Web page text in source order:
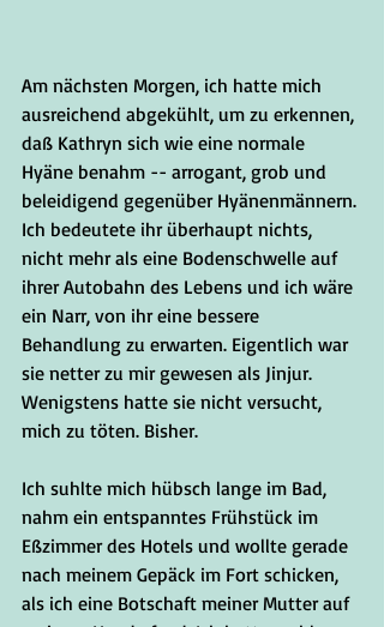
Am nächsten Morgen, ich hatte mich
ausreichend abgekühlt, um zu erkennen,
daß Kathryn sich wie eine normale
Hyäne benahm -- arrogant, grob und
beleidigend gegenüber Hyänenmännern.
Ich bedeutete ihr überhaupt nichts,
nicht mehr als eine Bodenschwelle auf
ihrer Autobahn des Lebens und ich wäre
ein Narr, von ihr eine bessere
Behandlung zu erwarten. Eigentlich war
sie netter zu mir gewesen als Jinjur.
Wenigstens hatte sie nicht versucht,
mich zu töten. Bisher.
Ich suhlte mich hübsch lange im Bad,
nahm ein entspanntes Frühstück im
Eßzimmer des Hotels und wollte gerade
nach meinem Gepäck im Fort schicken,
als ich eine Botschaft meiner Mutter auf